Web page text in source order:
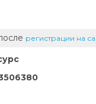
регистрации на